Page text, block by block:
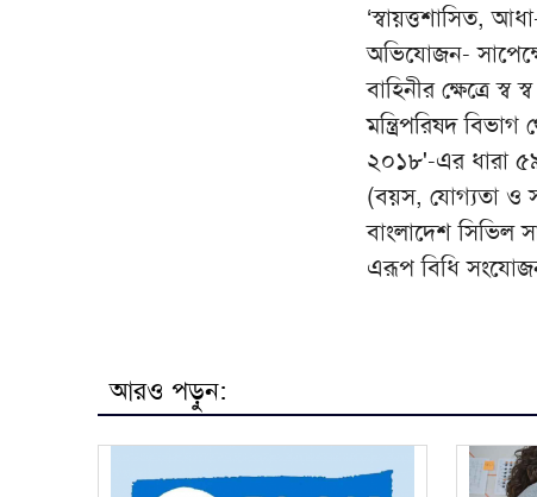
‘স্বায়ত্তশাসিত,
অভিযোজন-
বাহিনীর ক্ষেত্রে
মন্ত্রিপরিষদ
২০১৮'-এর ধারা
(বয়স, যোগ্যতা ও
বাংলাদেশ সিভিল
এরূপ বিধি
আরও পড়ুন: